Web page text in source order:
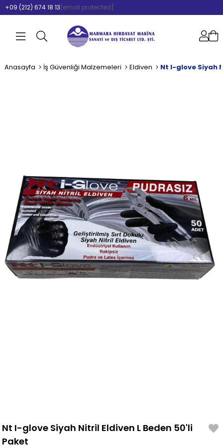
+09 (212) 674 18 13 [email protected]
Anasayfa İş Güvenliği Malzemeleri Eldiven
Nt I-glove Siyah Nitril Eldiven L Beden 50'li
Paket